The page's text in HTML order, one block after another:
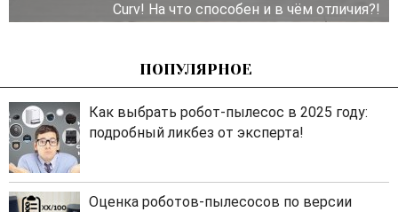
Curv! На что способен и в чём отличия?!
ПОПУЛЯРНОЕ
Как выбрать робот-пылесос в 2025 году:
подробный ликбез от эксперта!
Оценка роботов-пылесосов по версии